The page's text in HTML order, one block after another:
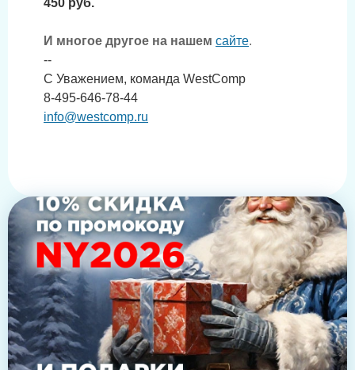
450 руб.
И многое другое на нашем сайте.
--
С Уважением, команда WestComp
8-495-646-78-44
info@westcomp.ru